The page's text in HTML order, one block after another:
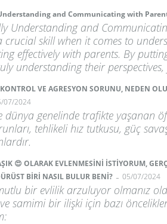
and Communicating with
Understanding and
crucial skill when it comes to
effectively with parents. By
understanding their
VE AGRESYON SORUNU, NEDEN
07/2024
dünya genelinde trafikte yaşanan
tehlikeli hız tutkusu, güç
😍 OLARAK EVLENMESİNİ İSTİYORUM,
BİRİ NASIL BULUR BENİ? - 05/07/2024
bir evlilik arzuluyor olmanız
samimi bir ilişki için bazı